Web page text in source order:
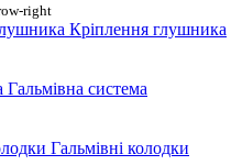
Кріплення глушника
Гальмівна система
Гальмівні колодки